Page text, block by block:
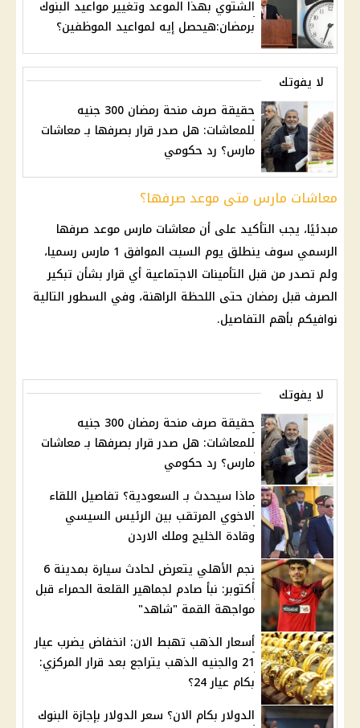
الشتوي بهذا الموعد وتغيير مواعيد البنوك
برمضان:هيحصل إيه لمواعيد الموظفين؟
لا يفوتك
حقيقة صرف منحة رمضان 300 جنيه
للمعاشات: هل صدر قرار بصرفها بـ معاشات
مارس؟ رد حكومي
معاشات مارس متى موعد صرفها؟
مبدئيًا، يجب التأكيد على أن معاشات مارس موعد صرفها
الرسمي سوف ينطلق يوم السبت الموافق 1 مارس رسميا،
ولم تصدر من قبل التأمينات الاجتماعية أي قراربشأن تبكير
الصرف قبل رمضان حتى اللحظة الراهنة، وفي السطور التالية
نوافيكم بأهم التفاصيل.
لا يفوتك
حقيقة صرف منحة رمضان 300 جنيه
للمعاشات: هل صدر قرار بصرفها بـ معاشات
مارس؟ رد حكومي
ماذا سيحدث بـ السعودية؟ تفاصيل اللقاء
الاخوي المرتقب بين الرئيس السيسي
وقادة الخليج وملك الاردن
نجم الأهلي يتعرض لحادث سيارة بمدينة 6
أكتوبر: نبأ صادم لجماهير القلعة الحمراء قبل
مواجهة القمة "شاهد"
أسعار الذهب تهبط الان: انخفاض يضرب عيار
21 والجنيه الذهب يتراجع بعد قرار المركزي:
بكام عيار 24؟
الدولار بكام الان؟ سعر الدولار بإجازة البنوك